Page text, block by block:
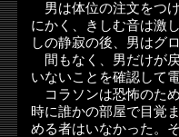
男は体位の注文をつ
にかく、きしむ音は激
しの静寂の後、男はグ
間もなく、男だけが
いないことを確認して
コラソンは恐怖のた
時に誰かの部屋で目覚
める者はいなかった。